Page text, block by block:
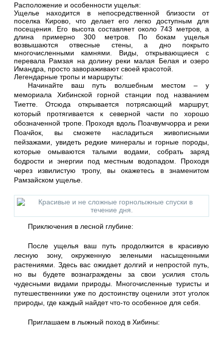
Расположение и особенности ущелья:
Ущелье находится в непосредственной близости от
поселка Кирово, что делает его легко доступным для
посещения. Его высота составляет около 743 метров, а
длина примерно 300 метров. По бокам ущелья
возвышаются отвесные стены, а дно покрыто
многочисленными камнями. Виды, открывающиеся с
перевала Рамзая на долину реки малая Белая и озеро
Имандра, просто завораживают своей красотой.
Легендарные тропы и маршруты:
Начинайте ваш путь волшебным местом – у
мемориала Хибинской горной станции под названием
Тиетте. Отсюда открывается потрясающий маршрут,
который протягивается к северной части по хорошо
обозначенной тропе. Проходя вдоль Поачвумчорра и реки
Поачйок, вы сможете насладиться живописными
пейзажами, увидеть редкие минералы и горные породы,
которые омываются талыми водами, собрать заряд
бодрости и энергии под местным водопадом. Проходя
через извилистую тропу, вы окажетесь в знаменитом
Рамзайском ущелье.
Приключения в лесной глубине:
После ущелья ваш путь продолжится в красивую
лесную зону, окруженную зелеными насыщенными
растениями. Здесь вас ожидает долгий и непростой путь,
но вы будете вознаграждены за свои усилия столь
чудесными видами природы. Многочисленные туристы и
путешественники уже по достоинству оценили этот уголок
природы, где каждый найдет что-то особенное для себя.
Приглашаем в лыжный поход в Хибины: